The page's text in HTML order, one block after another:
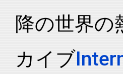
2023255N08238 2023
2023255N08238 2023
降の世界
カイブ